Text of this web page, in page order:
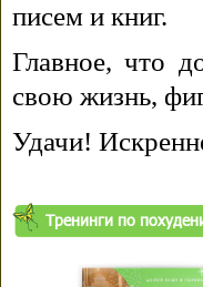
писем и книг.
Главное, что
свою жизнь,
Удачи!
Тренинги по